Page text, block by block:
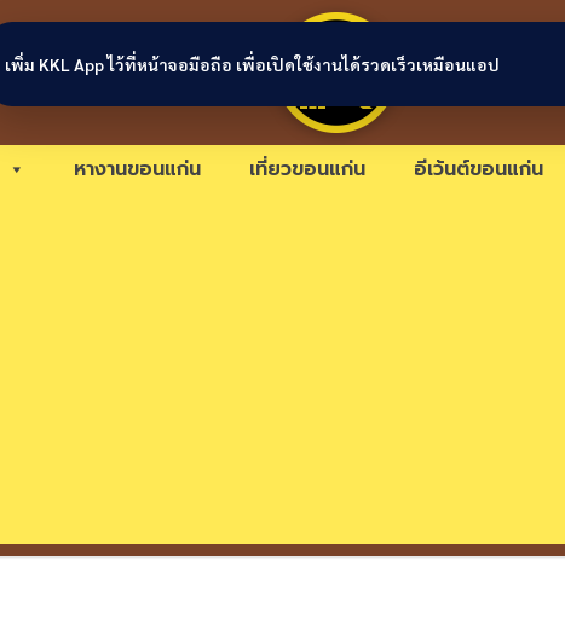
ขอนแก่นลิงก์
หางานขอนแก่น เที่ยวขอนแก่น อีเว้นต์ขอนแก่น
เพิ่ม KKL App ไว้ที่หน้าจอมือถือ เพื่อเปิดใช้งานได้รวดเร็วเหมือนแอป